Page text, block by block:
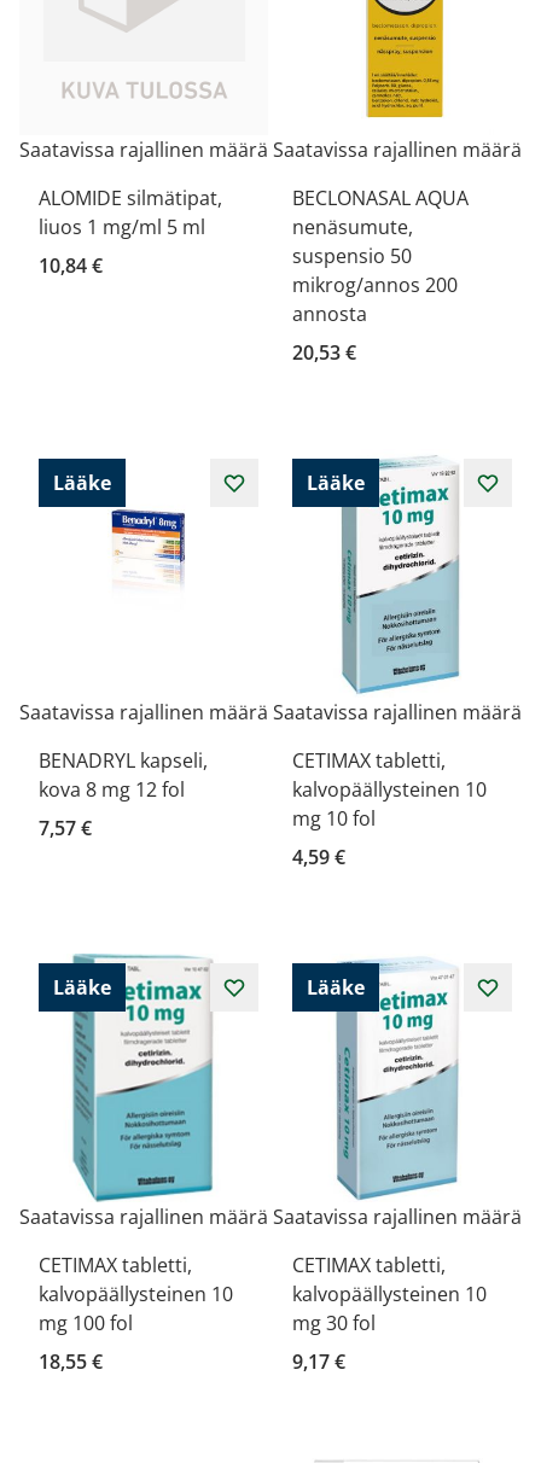
Saatavissa rajallinen määrä
ALOMIDE silmätipat,
liuos 1 mg/ml 5 ml
10,84 €
Saatavissa rajallinen määrä
BECLONASAL AQUA
nenäsumute,
suspensio 50
mikrog/annos 200
annosta
20,53 €
Lääke
Saatavissa rajallinen määrä
BENADRYL kapseli,
kova 8 mg 12 fol
7,57 €
Lääke
Saatavissa rajallinen määrä
CETIMAX tabletti,
kalvopäällysteinen 10
mg 10 fol
4,59 €
Lääke
Saatavissa rajallinen määrä
CETIMAX tabletti,
kalvopäällysteinen 10
mg 100 fol
18,55 €
Lääke
Saatavissa rajallinen määrä
CETIMAX tabletti,
kalvopäällysteinen 10
mg 30 fol
9,17 €